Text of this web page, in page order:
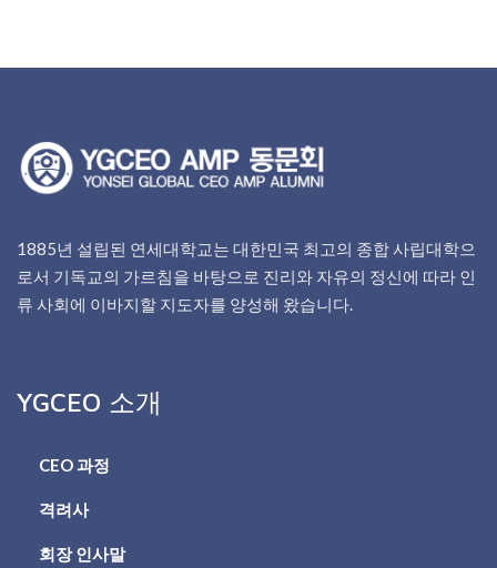
1885년 설립된 연세대학교는 대한민국 최고의 종합 사립대학으
로서 기독교의 가르침을 바탕으로 진리와 자유의 정신에 따라 인
류 사회에 이바지할 지도자를 양성해 왔습니다.
YGCEO 소개
CEO 과정
격려사
회장 인사말